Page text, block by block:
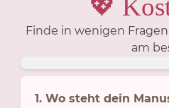
💖
Finde in wenigen
am
1. Wo steht dein